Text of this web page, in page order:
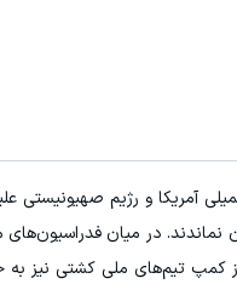
آمریکا و رژیم صهیونیستی
نماندند. در میان
از کمپ تیم‌های ملی کشتی
ثبت